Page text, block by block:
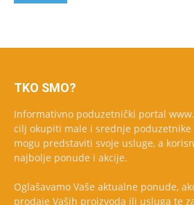
TKO SMO?
Informativno poduzetnički portal
cilj okupiti male i srednje
mogu predstaviti svoje usluge, a
najbolje ponude i akcije.
Oglašavamo Vaše aktualne ponude,
prodaje Vaših proizvoda ili usluga te